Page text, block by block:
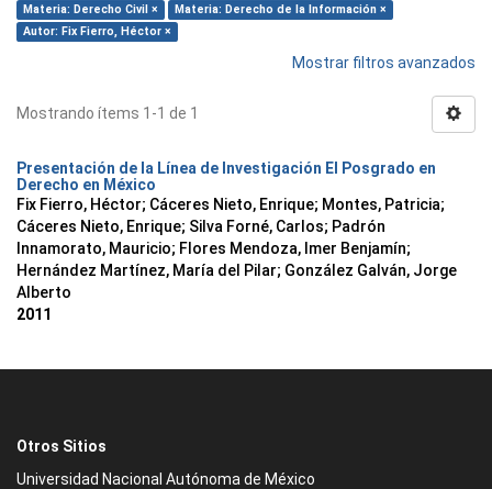
Materia: Derecho Civil ×
Materia: Derecho de la Información ×
Autor: Fix Fierro, Héctor ×
Mostrar filtros avanzados
Mostrando ítems 1-1 de 1
Presentación de la Línea de Investigación El Posgrado en
Derecho en México
Fix Fierro, Héctor; Cáceres Nieto, Enrique; Montes, Patricia;
Cáceres Nieto, Enrique; Silva Forné, Carlos; Padrón
Innamorato, Mauricio; Flores Mendoza, Imer Benjamín;
Hernández Martínez, María del Pilar; González Galván, Jorge
Alberto
2011
Otros Sitios
Universidad Nacional Autónoma de México